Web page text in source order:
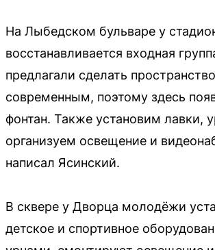
На Лыбедском бульваре у
восстанавливается входная
предлагали сделать
современным, поэтому здесь
фонтан. Также установим лавки,
организуем освещение и
написал Ясинский.
В сквере у Дворца молодёжи
детское и спортивное